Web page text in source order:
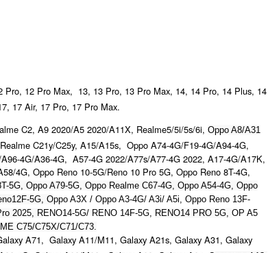
12 Pro Max, 13, 13 Pro, 13 Pro Max, 14, 14 Pro, 14 Plus, 14
17 Air, 17 Pro, 17 Pro Max.
C2, A9 2020/A5 2020/A11X, Realme5/5i/5s/6i, Oppo A8/A31
C21y/C25y, A15/A15s, Oppo A74-4G/F19-4G/A94-4G,
4G/A36-4G, A57-4G 2022/A77s/A77-4G 2022, A17-4G/A17K,
4G, Oppo Reno 10-5G/Reno 10 Pro 5G, Oppo Reno 8T-4G,
5G, Oppo A79-5G, Oppo Realme C67-4G, Oppo A54-4G, Oppo
5G, Oppo A3X / Oppo A3-4G/ A3i/ A5i, Oppo Reno 13F-
2025, RENO14-5G/ RENO 14F-5G, RENO14 PRO 5G, OP A5
C75/C75X/C71/C73.
A71, Galaxy A11/M11, Galaxy A21s, Galaxy A31, Galaxy